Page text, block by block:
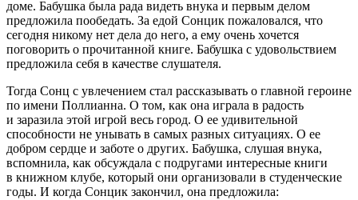
доме. Бабушка была рада видеть внука и первым делом
предложила пообедать. За едой Сонцик пожаловался, что
сегодня никому нет дела до него, а ему очень хочется
поговорить о прочитанной книге. Бабушка с удовольствием
предложила себя в качестве слушателя.
Тогда Сонц с увлечением стал рассказывать о главной героине
по имени Поллианна. О том, как она играла в радость
и заразила этой игрой весь город. О ее удивительной
способности не унывать в самых разных ситуациях. О ее
добром сердце и заботе о других. Бабушка, слушая внука,
вспомнила, как обсуждала с подругами интересные книги
в книжном клубе, который они организовали в студенческие
годы. И когда Сонцик закончил, она предложила: